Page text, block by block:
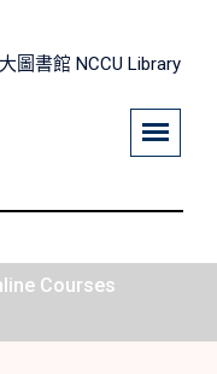
圖書館 NCCU Library
Courses